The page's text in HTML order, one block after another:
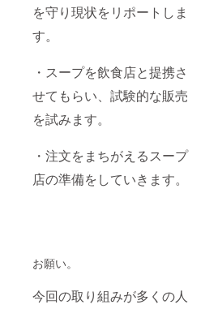
を守り現状をリポートしま
す。
・スープを飲食店と提携さ
せてもらい、試験的な販売
を試みます。
・注文をまちがえるスープ
店の準備をしていきます。
お願い。
今回の取り組みが多くの人